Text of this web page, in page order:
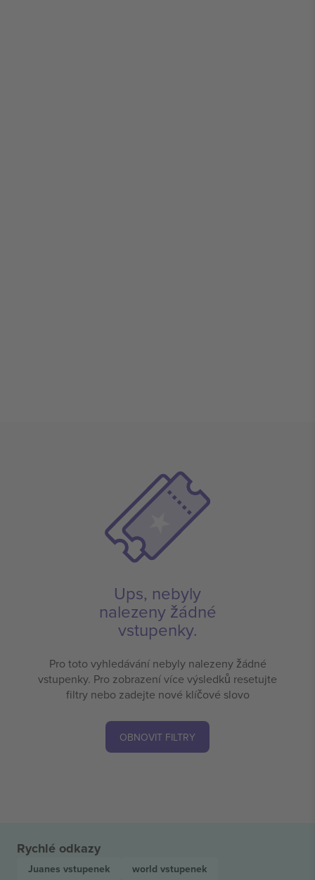
Ups, nebyly
nalezeny žádné
vstupenky.
Pro toto vyhledávání nebyly nalezeny žádné
vstupenky. Pro zobrazení více výsledků resetujte
filtry nebo zadejte nové klíčové slovo
OBNOVIT FILTRY
Rychlé odkazy
Juanes vstupenek world vstupenek